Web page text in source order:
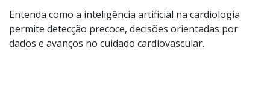
Entenda como a inteligência artificial na cardiologia
permite detecção precoce, decisões orientadas por
dados e avanços no cuidado cardiovascular.